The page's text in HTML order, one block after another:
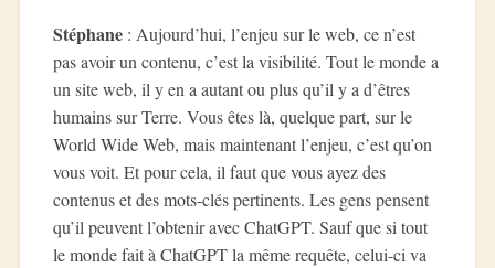
Stéphane: Aujourd’hui, l’enjeu sur le web, ce n’est
pas avoir un contenu, c’est la visibilité. Tout le monde a
un site web, il y en a autant ou plus qu’il y a d’êtres
humains sur Terre. Vous êtes là, quelque part, sur le
World Wide Web, mais maintenant l’enjeu, c’est qu’on
vous voit. Et pour cela, il faut que vous ayez des
contenus et des mots-clés pertinents. Les gens pensent
qu’il peuvent l’obtenir avec ChatGPT. Sauf que si tout
le monde fait à ChatGPT la même requête, celui-ci va